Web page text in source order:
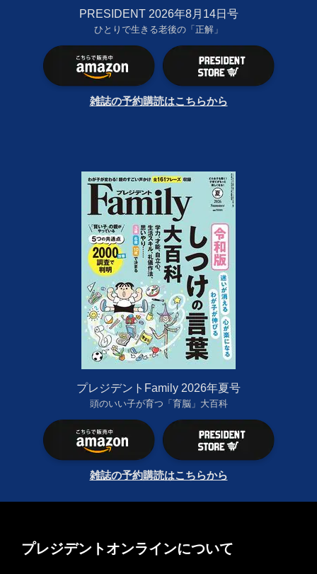
PRESIDENT 2026年8月14日号
ひとりで生きる老後の「正解」
雑誌の予約購読はこちらから
プレジデントFamily 2026年夏号
頭のいい子が育つ「育脳」大百科
雑誌の予約購読はこちらから
プレジデントオンラインについて